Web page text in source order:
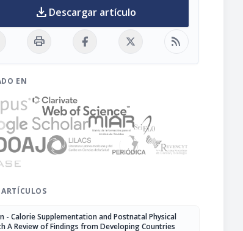
download Descargar artículo
print rss_feed
EN
- Calorie Supplementation and Postnatal Physical
A Review of Findings from Developing Countries